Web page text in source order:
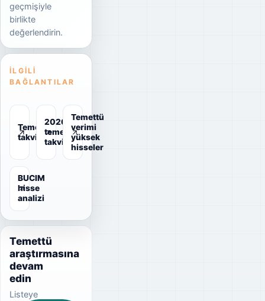
geçmişiyle
birlikte
değerlendirin.
İLGILI
BAĞLANTILAR
Temettü
takvimi
2026
temettü
takvimi
Temettü
verimi
yüksek
hisseler
BUCIM
hisse
analizi
Temettü
araştırmasına
devam
edin
Listeye